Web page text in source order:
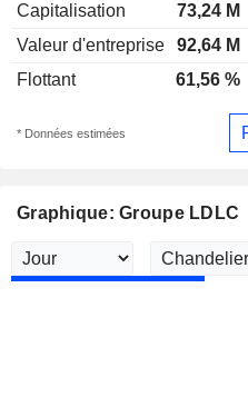
Capitalisation 73,24 M
Valeur d'entreprise
92,64 M
Flottant
61,56 %
* Données estimées
Graphique: Groupe LDLC